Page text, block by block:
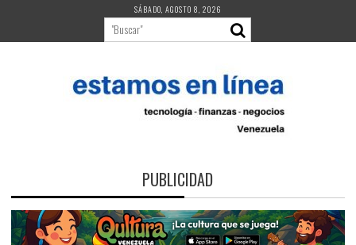
contenido
SÁBADO, AGOSTO 8, 2026
PUBLICIDAD